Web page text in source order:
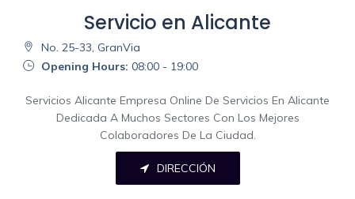
Servicio en Alicante
No. 25-33, GranVia
Opening Hours: 08:00 - 19:00
Servicios Alicante Empresa Online De Servicios En Alicante
Dedicada A Muchos Sectores Con Los Mejores
Colaboradores De La Ciudad.
DIRECCIÓN